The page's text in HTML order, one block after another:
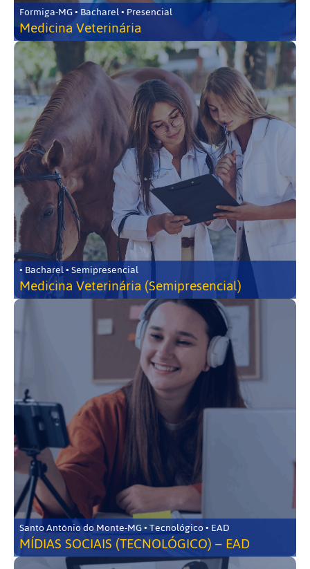
Formiga-MG • Bacharel • Presencial
Medicina Veterinária
• Bacharel • Semipresencial
Medicina Veterinária (Semipresencial)
Santo Antônio do Monte-MG • Tecnológico • EAD
MÍDIAS SOCIAIS (TECNOLÓGICO) – EAD